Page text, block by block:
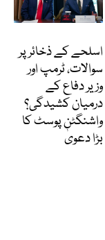
اسلحے کے ذخائر پر
سوالات، ٹرمپ اور
وزیر دفاع کے
درمیان کشیدگی؟
واشنگٹن پوسٹ کا
بڑا دعویٰ